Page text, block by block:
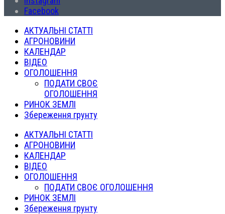
Facebook
АКТУАЛЬНІ СТАТТІ
АГРОНОВИНИ
КАЛЕНДАР
ВІДЕО
ОГОЛОШЕННЯ
ПОДАТИ СВОЄ
ОГОЛОШЕННЯ
РИНОК ЗЕМЛІ
Збереження грунту
АКТУАЛЬНІ СТАТТІ
АГРОНОВИНИ
КАЛЕНДАР
ВІДЕО
ОГОЛОШЕННЯ
ПОДАТИ СВОЄ ОГОЛОШЕННЯ
РИНОК ЗЕМЛІ
Збереження грунту